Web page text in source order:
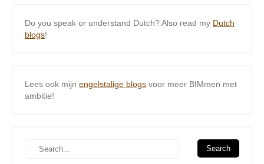
Do you speak or understand Dutch? Also read my Dutch
blogs!
Lees ook mijn engelstalige blogs voor meer BIMmen met
ambitie!